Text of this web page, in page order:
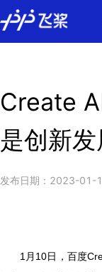
\u200E
Create
是创新
发布日期： 2023-01-
1 月 10日， 百度